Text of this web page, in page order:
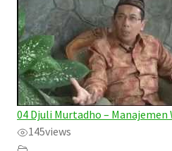
04 Djuli Murtadho – Manajemen
145views